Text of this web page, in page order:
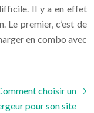
Il y a en effet
Le premier, c’est de
en combo avec
choisir un
pour son site